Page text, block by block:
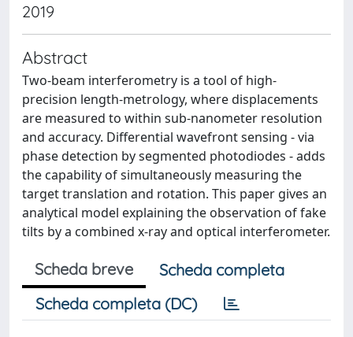
2019
Abstract
Two-beam interferometry is a tool of high-
precision length-metrology, where displacements
are measured to within sub-nanometer resolution
and accuracy. Differential wavefront sensing - via
phase detection by segmented photodiodes - adds
the capability of simultaneously measuring the
target translation and rotation. This paper gives an
analytical model explaining the observation of fake
tilts by a combined x-ray and optical interferometer.
Scheda breve
Scheda completa
Scheda completa (DC)